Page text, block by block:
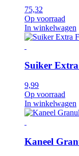
75,32
Op voorraad
In winkelwagen
Suiker
9,99
Op voorraad
In winkelwagen
Kaneel